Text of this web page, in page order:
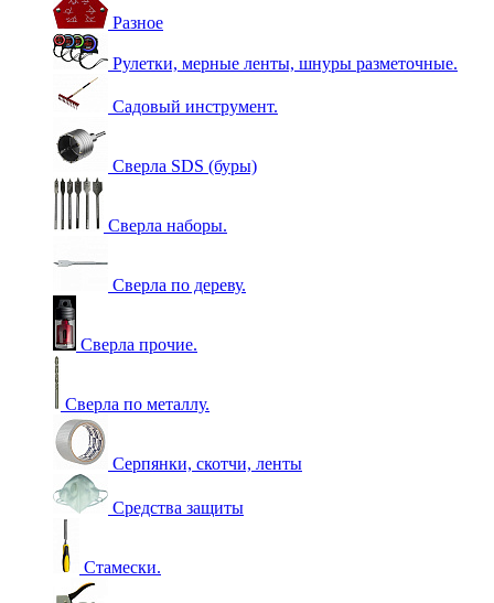
Разное
Рулетки, мерные ленты, шнуры разметочные.
Садовый инструмент.
Сверла SDS (буры)
Сверла наборы.
Сверла по дереву.
Сверла прочие.
Сверла по металлу.
Серпянки, скотчи, ленты
Средства защиты
Стамески.